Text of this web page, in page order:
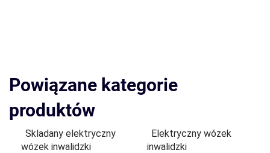
Powiązane kategorie
produktów
Skladany elektryczny
wózek inwalidzki
Elektryczny wózek
inwalidzki